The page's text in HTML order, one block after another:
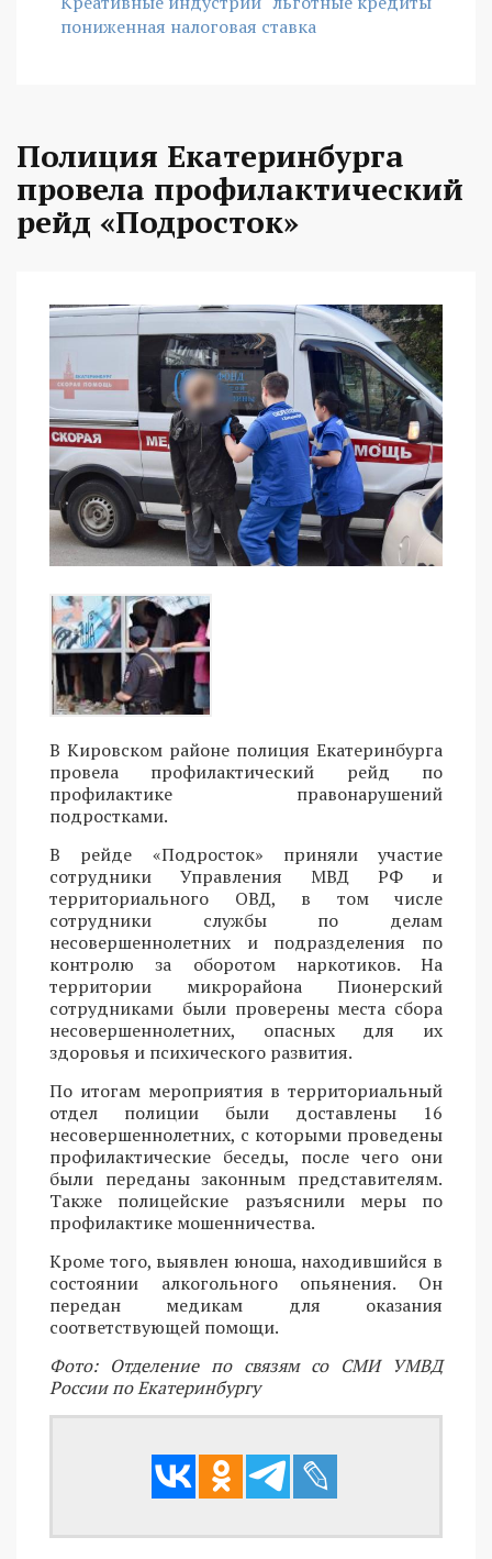
пониженная налоговая ставка
Полиция Екатеринбурга
провела профилактический
рейд «Подросток»
В Кировском районе полиция Екатеринбурга
провела профилактический рейд по
профилактике правонарушений
подростками.
В рейде «Подросток» приняли участие
сотрудники Управления МВД РФ и
территориального ОВД, в том числе
сотрудники службы по делам
несовершеннолетних и подразделения по
контролю за оборотом наркотиков. На
территории микрорайона Пионерский
сотрудниками были проверены места сбора
несовершеннолетних, опасных для их
здоровья и психического развития.
По итогам мероприятия в территориальный
отдел полиции были доставлены 16
несовершеннолетних, с которыми проведены
профилактические беседы, после чего они
были переданы законным представителям.
Также полицейские разъяснили меры по
профилактике мошенничества.
Кроме того, выявлен юноша, находившийся в
состоянии алкогольного опьянения. Он
передан медикам для оказания
соответствующей помощи.
Фото: Отделение по связям со СМИ УМВД
России по Екатеринбургу